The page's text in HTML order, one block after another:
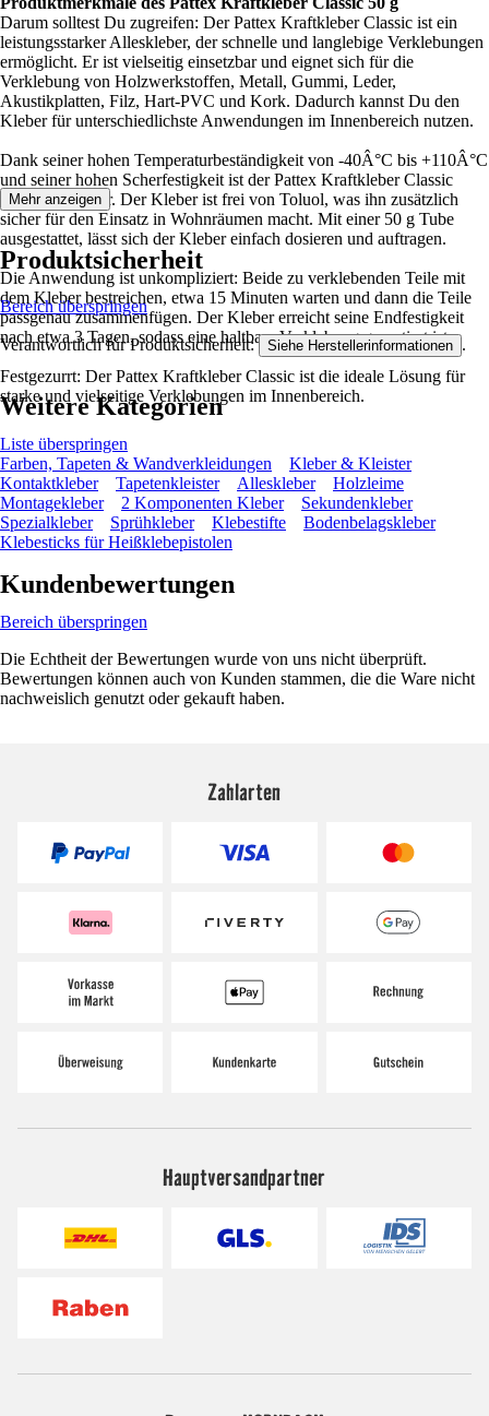
Darum solltest Du zugreifen: Der Pattex Kraftkleber Classic ist ein
leistungsstarker Alleskleber, der schnelle und langlebige Verklebungen
ermöglicht. Er ist vielseitig einsetzbar und eignet sich für die
Verklebung von Holzwerkstoffen, Metall, Gummi, Leder,
Akustikplatten, Filz, Hart-PVC und Kork. Dadurch kannst Du den
Kleber für unterschiedlichste Anwendungen im Innenbereich nutzen.
Dank seiner hohen Temperaturbeständigkeit von -40Â°C bis +110Â°C
und seiner hohen Scherfestigkeit ist der Pattex Kraftkleber Classic
extrem belastbar. Der Kleber ist frei von Toluol, was ihn zusätzlich
sicher für den Einsatz in Wohnräumen macht. Mit einer 50 g Tube
ausgestattet, lässt sich der Kleber einfach dosieren und auftragen.
Die Anwendung ist unkompliziert: Beide zu verklebenden Teile mit
dem Kleber bestreichen, etwa 15 Minuten warten und dann die Teile
passgenau zusammenfügen. Der Kleber erreicht seine Endfestigkeit
nach etwa 3 Tagen, sodass eine haltbare Verklebung garantiert ist.
Festgezurrt: Der Pattex Kraftkleber Classic ist die ideale Lösung für
starke und vielseitige Verklebungen im Innenbereich.
Mehr anzeigen
Produktsicherheit
Bereich überspringen
Verantwortlich für Produktsicherheit: Siehe Herstellerinformationen .
Weitere Kategorien
Liste überspringen
Farben, Tapeten & Wandverkleidungen
Kleber & Kleister
Kontaktkleber
Tapetenkleister Alleskleber
Holzleime
Montagekleber
2 Komponenten Kleber
Sekundenkleber
Spezialkleber
Sprühkleber Klebestifte
Bodenbelagskleber
Klebesticks für Heißklebepistolen
Kundenbewertungen
Bereich überspringen
Die Echtheit der Bewertungen wurde von uns nicht überprüft.
Bewertungen können auch von Kunden stammen, die die Ware nicht
nachweislich genutzt oder gekauft haben.
Zahlarten
Hauptversandpartner